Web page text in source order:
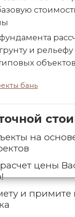
и
бань
на
цены
и